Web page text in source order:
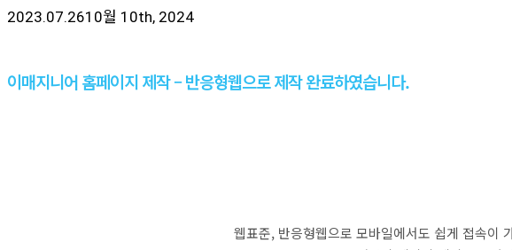
2023.07.2610월 10th, 2024
이매지니어 홈페이지 제작 – 반응형웹으로 제작 완료하였습니다.
웹표준, 반응형웹으로 모바일에서도 쉽게 접속이